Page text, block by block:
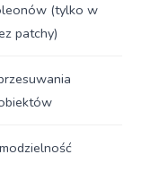
(tylko w
patchy)